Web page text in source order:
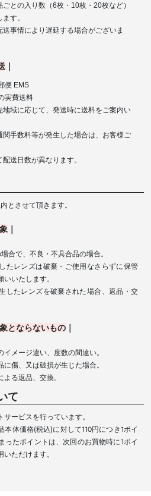
とさせて頂きます。
合で、不良・不具合品の場合。
たレンズは破棄・ご使用なさらずに保管
いたします。
したレンズを破棄された場合、返品・交
とならないもの
イメージ違い、度数の間違い。
に傷、又は破損が生じた場合。
る返品、交換。
て
ービスを行っています。
本体価格(税込)に対して110円につき1ポイ
ったポイントは、次回のお買物時に1ポイ
ただけます。
との入り数（6枚・10枚・20枚など）
す。
事情により遅延する場合がございま
便 EMS
実費送料
地域に応じて、発送時に送料をご案内い
関手数料等が発生した場合は、お客様ご
配送日数が異なります。